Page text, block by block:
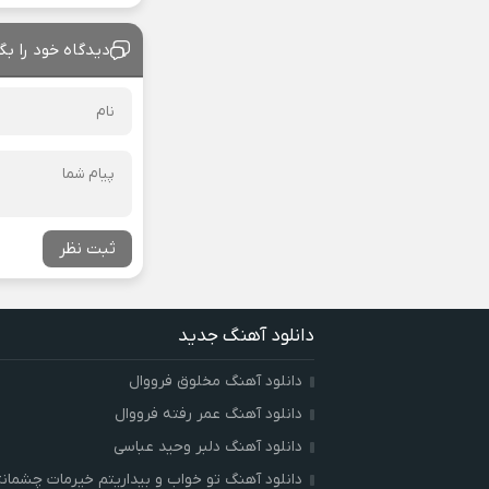
دیدگاه خود را
ثبت نظر
دانلود آهنگ جدید
دانلود آهنگ مخلوق فرووال
دانلود آهنگ عمر رفته فرووال
دانلود آهنگ دلبر وحید عباسی
دانلود آهنگ تو خواب و بیداریتم خیرمات